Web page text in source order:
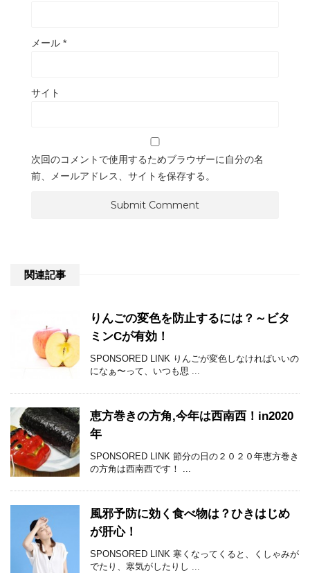
メール *
サイト
次回のコメントで使用するためブラウザーに自分の名
前、メールアドレス、サイトを保存する。
関連記事
りんごの変色を防止するには？～ビタ
ミンCが有効！
SPONSORED LINK りんごが変色しなければいいの
になぁ〜って、いつも思 ...
恵方巻きの方角,今年は西南西！in2020
年
SPONSORED LINK 節分の日の２０２０年恵方巻き
の方角は西南西です！ ...
風邪予防に効く食べ物は？ひきはじめ
が肝心！
SPONSORED LINK 寒くなってくると、くしゃみが
でたり、寒気がしたりし ...